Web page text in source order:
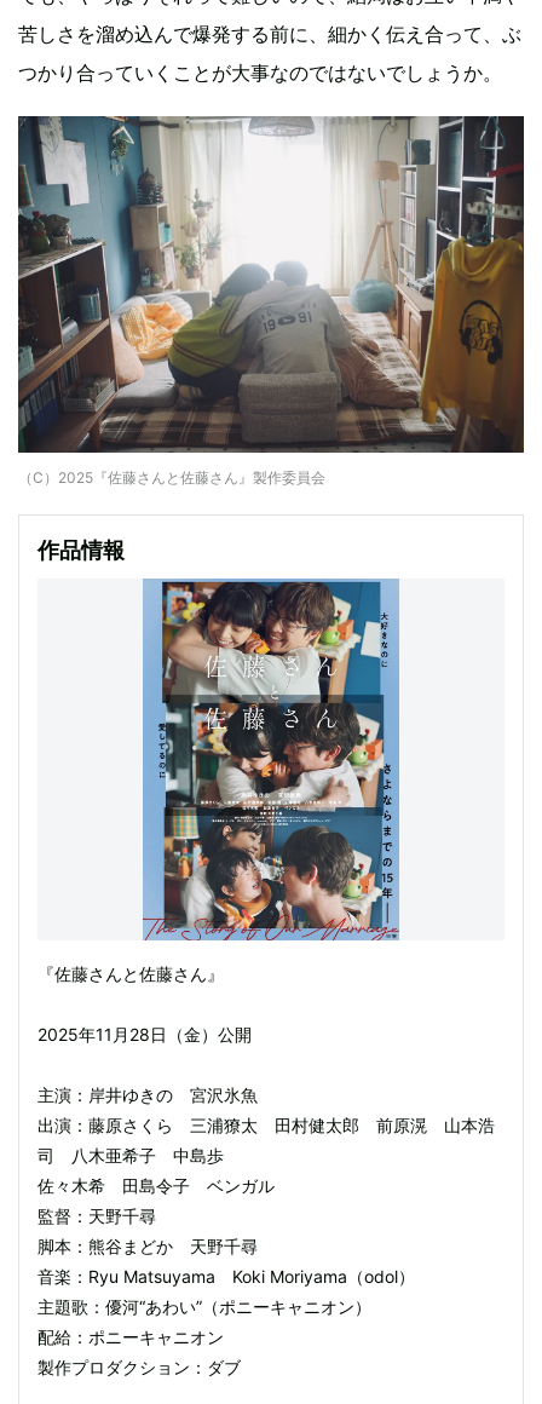
苦しさを溜め込んで爆発する前に、細かく伝え合って、ぶ
つかり合っていくことが大事なのではないでしょうか。
（C）2025『佐藤さんと佐藤さん』製作委員会
作品情報
『佐藤さんと佐藤さん』
2025年11月28日（金）公開
主演：岸井ゆきの 宮沢氷魚
出演：藤原さくら 三浦獠太 田村健太郎 前原滉 山本浩
司 八木亜希子 中島歩
佐々木希 田島令子 ベンガル
監督：天野千尋
脚本：熊谷まどか 天野千尋
音楽：Ryu Matsuyama Koki Moriyama（odol）
主題歌：優河“あわい”（ポニーキャニオン）
配給：ポニーキャニオン
製作プロダクション：ダブ